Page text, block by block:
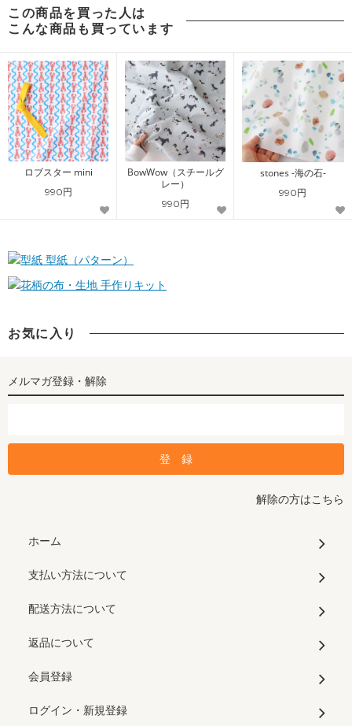
この商品を買った人は
こんな商品も買っています
ロブスター mini
990円
BowWow（スチールグ
レー）
990円
stones -海の石-
990円
型紙（パターン）
手作りキット
お気に入り
メルマガ登録・解除
解除の方はこちら
ホーム
支払い方法について
配送方法について
返品について
会員登録
ログイン・新規登録